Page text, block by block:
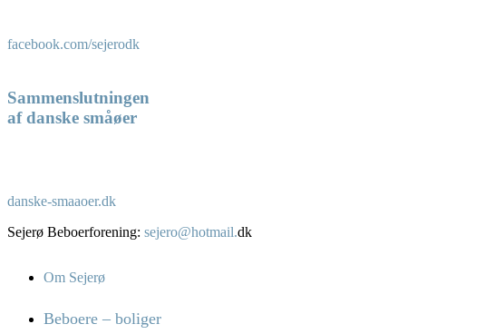
facebook.com/sejerodk
Sammenslutningen
af danske småøer
danske-smaaoer.dk
Sejerø Beboerforening: sejero@hotmail.dk
Om Sejerø
Beboere – boliger